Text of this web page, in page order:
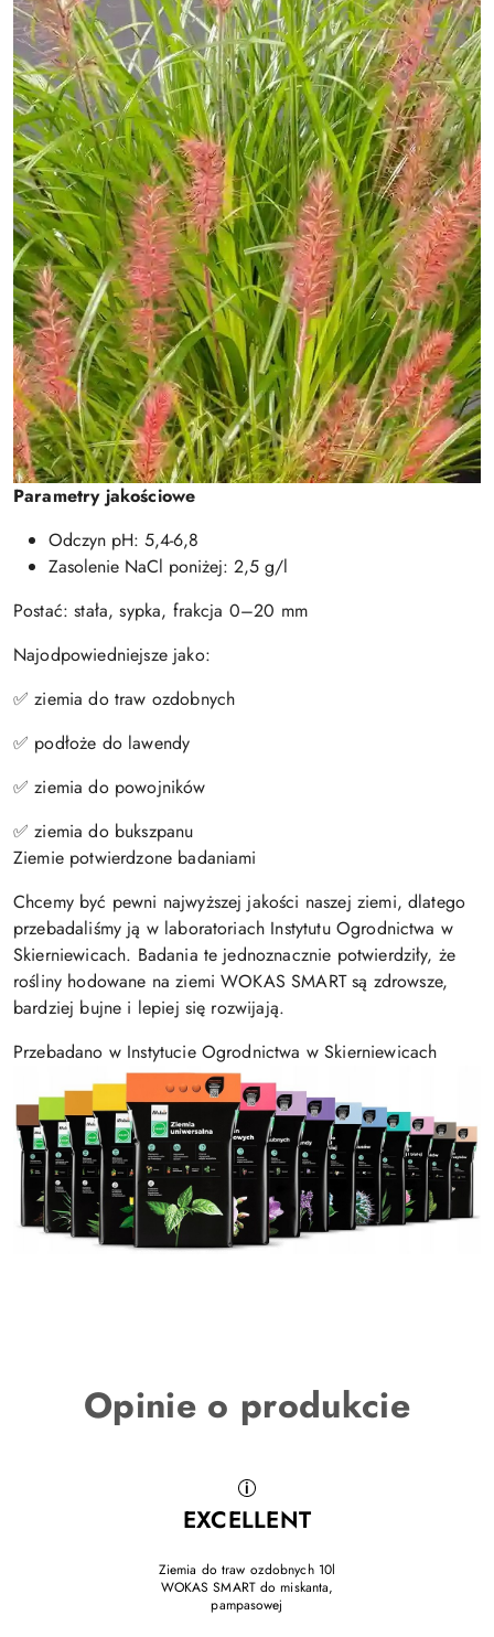
Parametry jakościowe
Odczyn pH: 5,4-6,8
Zasolenie NaCl poniżej: 2,5 g/l
Postać: stała, sypka, frakcja 0–20 mm
Najodpowiedniejsze jako:
✅ ziemia do traw ozdobnych
✅ podłoże do lawendy
✅ ziemia do powojników
✅ ziemia do bukszpanu
Ziemie potwierdzone badaniami
Chcemy być pewni najwyższej jakości naszej ziemi, dlatego
przebadaliśmy ją w laboratoriach Instytutu Ogrodnictwa w
Skierniewicach. Badania te jednoznacznie potwierdziły, że
rośliny hodowane na ziemi WOKAS SMART są zdrowsze,
bardziej bujne i lepiej się rozwijają.
Przebadano w Instytucie Ogrodnictwa w Skierniewicach
Opinie o produkcie
EXCELLENT
Ziemia do traw ozdobnych 10l
WOKAS SMART do miskanta,
pampasowej